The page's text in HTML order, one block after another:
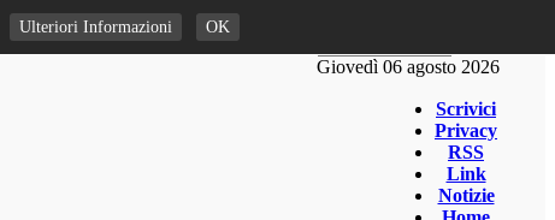
Giovedì 06 agosto 2026
Scrivici
Privacy
RSS
Link
Notizie
Ulteriori Informazioni OK